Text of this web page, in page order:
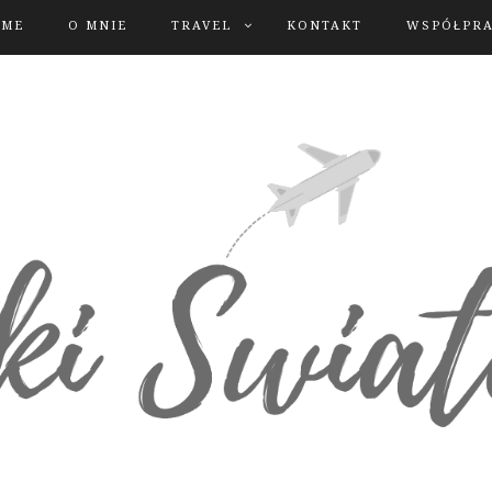
O MNIE TRAVEL KONTAKT